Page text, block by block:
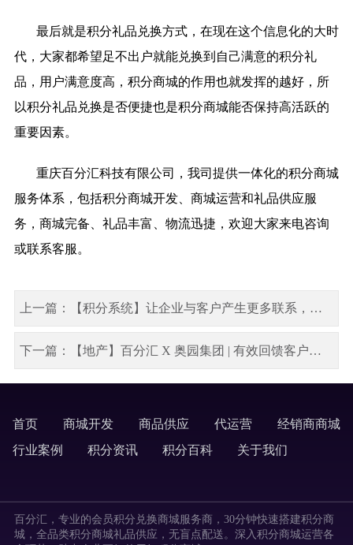
最后就是积分礼品兑换方式，在现在这个信息化的大时
代，大家都希望足不出户就能兑换到自己满意的积分礼
品，用户满意度高，积分商城的作用也就发挥的越好，所
以积分礼品兑换是否便捷也是积分商城能否保持高活跃的
重要因素。
重庆百分汇科技有限公司，我司提供一体化的积分商城
服务体系，包括积分商城开发、 商城运营和礼品供应服
务，商城完备、礼品丰富、物流迅捷，欢迎大家来电咨询
或联系客服。
上一篇：【积分系统】让企业与客户产生更多联系，有效提升客户活跃度
下一篇：【地产】百分汇 X 奥园集团 | 有效回馈客户，避免会员重叠，看这里！
首页 商城开发 商品供应 代运营
经销商商城
行业案例
积分资讯 积分百科 关于我们
百分汇，专业的会员积分兑换商城服务商，30分钟快速搭建积分商
城，全品类积分商城礼品供应，无盲点配送。深入积分商城运营各